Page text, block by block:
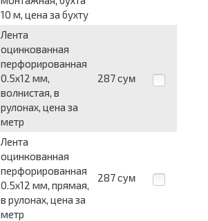
10 м, цена за бухту
Лента
оцинкованная
перфорированная
0.5x12 мм,
волнистая, в
рулонах, цена за
метр
287 сум
Лента
оцинкованная
перфорированная
0.5x12 мм, прямая,
в рулонах, цена за
метр
287 сум